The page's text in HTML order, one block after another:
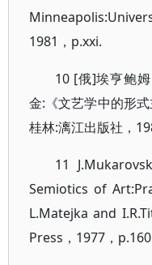
1981，p.xxi.
10 [俄]埃亨鲍
金:《文艺学中的形
桂林:漓江出版社，
11
Semiotics of
L.Matejka and
Press，1977，